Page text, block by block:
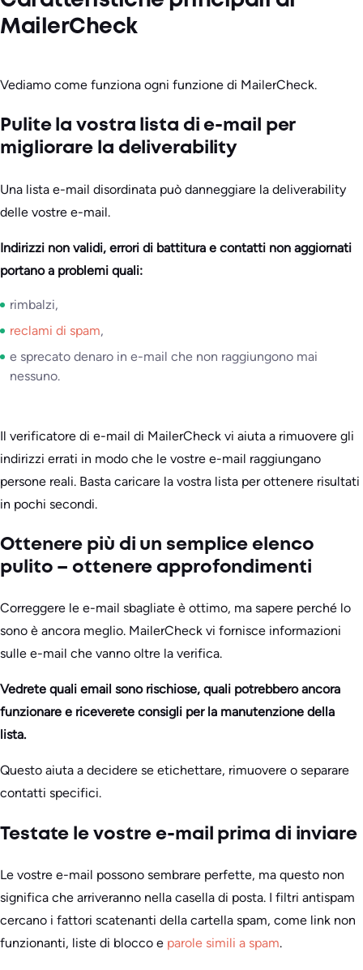
MailerCheck
Vediamo come funziona ogni funzione di MailerCheck.
Pulite la vostra lista di e-mail per
migliorare la deliverability
Una lista e-mail disordinata può danneggiare la deliverability
delle vostre e-mail.
Indirizzi non validi, errori di battitura e contatti non aggiornati
portano a problemi quali:
rimbalzi,
reclami di spam,
e sprecato denaro in e-mail che non raggiungono mai
nessuno.
Il verificatore di e-mail di MailerCheck vi aiuta a rimuovere gli
indirizzi errati in modo che le vostre e-mail raggiungano
persone reali. Basta caricare la vostra lista per ottenere risultati
in pochi secondi.
Ottenere più di un semplice elenco
pulito – ottenere approfondimenti
Correggere le e-mail sbagliate è ottimo, ma sapere perché lo
sono è ancora meglio. MailerCheck vi fornisce informazioni
sulle e-mail che vanno oltre la verifica.
Vedrete quali email sono rischiose, quali potrebbero ancora
funzionare e riceverete consigli per la manutenzione della
lista.
Questo aiuta a decidere se etichettare, rimuovere o separare
contatti specifici.
Testate le vostre e-mail prima di inviare
Le vostre e-mail possono sembrare perfette, ma questo non
significa che arriveranno nella casella di posta. I filtri antispam
cercano i fattori scatenanti della cartella spam, come link non
funzionanti, liste di blocco e parole simili a spam.